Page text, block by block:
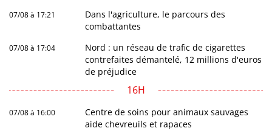
07/08 à 17:21
Dans l'agriculture, le parcours des
combattantes
07/08 à 17:04
Nord : un réseau de trafic de cigarettes
contrefaites démantelé, 12 millions d'euros
de préjudice
16H
07/08 à 16:00
Centre de soins pour animaux sauvages
aide chevreuils et rapaces